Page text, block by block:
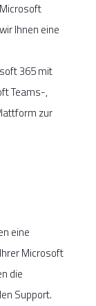
Ihnen eine
365 mit
Teams-,
zur
eine
Microsoft
die
Support.